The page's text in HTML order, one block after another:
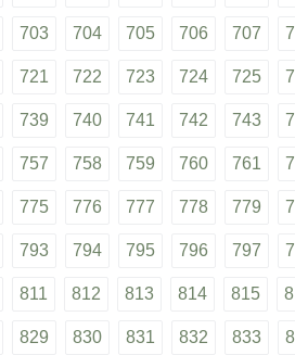
703 704 705 706 707
721 722 723 724 725
739 740 741 742 743
757 758 759 760 761
775 776 777 778 779
793 794 795 796 797
811 812 813 814 815
829 830 831 832 833